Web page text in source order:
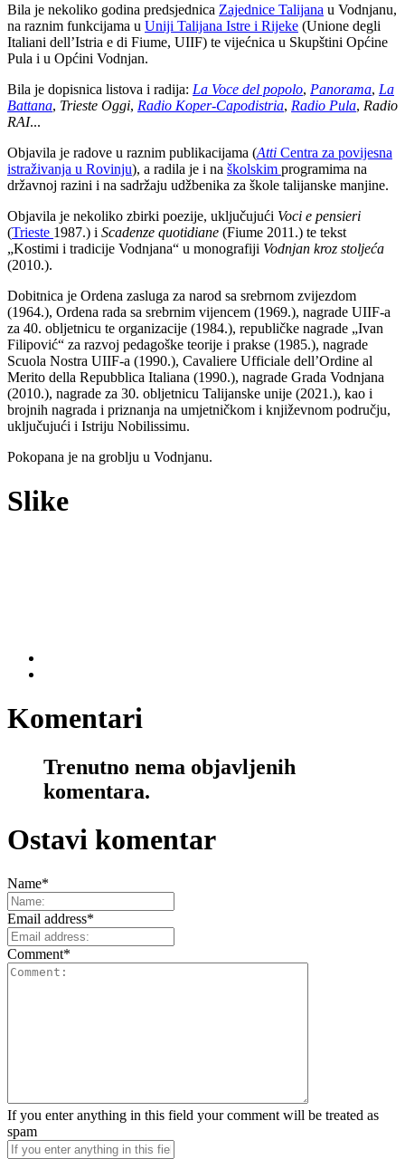
Bila je nekoliko godina predsjednica Zajednice Talijana u Vodnjanu,
na raznim funkcijama u Uniji Talijana Istre i Rijeke (Unione degli
Italiani dell’Istria e di Fiume, UIIF) te vijećnica u Skupštini Općine
Pula i u Općini Vodnjan.
Bila je dopisnica listova i radija: La Voce del popolo, Panorama, La
Battana, Trieste Oggi, Radio Koper-Capodistria, Radio Pula, Radio
RAI...
Objavila je radove u raznim publikacijama (Atti Centra za povijesna
istraživanja u Rovinju), a radila je i na školskim programima na
državnoj razini i na sadržaju udžbenika za škole talijanske manjine.
Objavila je nekoliko zbirki poezije, uključujući Voci e pensieri
(Trieste 1987.) i Scadenze quotidiane (Fiume 2011.) te tekst
„Kostimi i tradicije Vodnjana“ u monografiji Vodnjan kroz stoljeća
(2010.).
Dobitnica je Ordena zasluga za narod sa srebrnom zvijezdom
(1964.), Ordena rada sa srebrnim vijencem (1969.), nagrade UIIF-a
za 40. obljetnicu te organizacije (1984.), republičke nagrade „Ivan
Filipović“ za razvoj pedagoške teorije i prakse (1985.), nagrade
Scuola Nostra UIIF-a (1990.), Cavaliere Ufficiale dell’Ordine al
Merito della Repubblica Italiana (1990.), nagrade Grada Vodnjana
(2010.), nagrade za 30. obljetnicu Talijanske unije (2021.), kao i
brojnih nagrada i priznanja na umjetničkom i književnom području,
uključujući i Istriju Nobilissimu.
Pokopana je na groblju u Vodnjanu.
Slike
Komentari
Trenutno nema objavljenih
komentara.
Ostavi komentar
Name*
Email address*
Comment*
If you enter anything in this field your comment will be treated as
spam